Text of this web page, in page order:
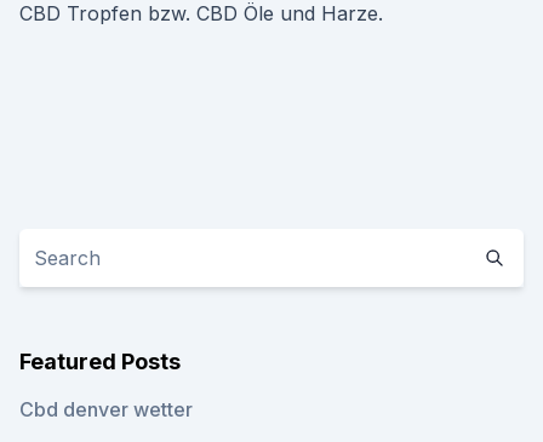
CBD Tropfen bzw. CBD Öle und Harze.
Featured Posts
Cbd denver wetter